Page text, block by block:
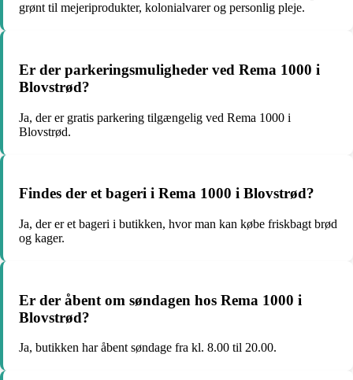
grønt til mejeriprodukter, kolonialvarer og personlig pleje.
Er der parkeringsmuligheder ved Rema 1000 i
Blovstrød?
Ja, der er gratis parkering tilgængelig ved Rema 1000 i
Blovstrød.
Findes der et bageri i Rema 1000 i Blovstrød?
Ja, der er et bageri i butikken, hvor man kan købe friskbagt brød
og kager.
Er der åbent om søndagen hos Rema 1000 i
Blovstrød?
Ja, butikken har åbent søndage fra kl. 8.00 til 20.00.